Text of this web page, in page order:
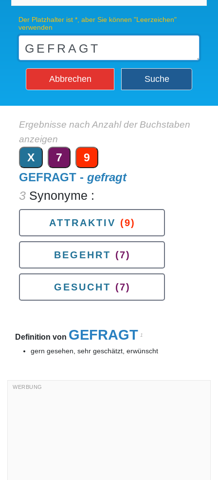
Der Platzhalter ist *, aber Sie können "Leerzeichen"
verwenden
Abbrechen Suche
Ergebnisse nach Anzahl der Buchstaben
anzeigen
X 7 9
GEFRAGT - gefragt
3 Synonyme :
ATTRAKTIV (9)
BEGEHRT (7)
GESUCHT (7)
Definition von GEFRAGT 1
gern gesehen, sehr geschätzt, erwünscht